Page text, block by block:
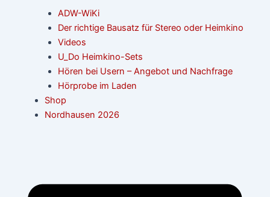
ADW-WiKi
Der richtige Bausatz für Stereo oder Heimkino
Videos
U_Do Heimkino-Sets
Hören bei Usern – Angebot und Nachfrage
Hörprobe im Laden
Shop
Nordhausen 2026